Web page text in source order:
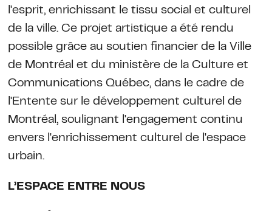
l'esprit, enrichissant le tissu social et culturel
de la ville. Ce projet artistique a été rendu
possible grâce au soutien financier de la Ville
de Montréal et du ministère de la Culture et
Communications Québec, dans le cadre de
l'Entente sur le développement culturel de
Montréal, soulignant l'engagement continu
envers l'enrichissement culturel de l'espace
urbain.
L’ESPACE ENTRE NOUS